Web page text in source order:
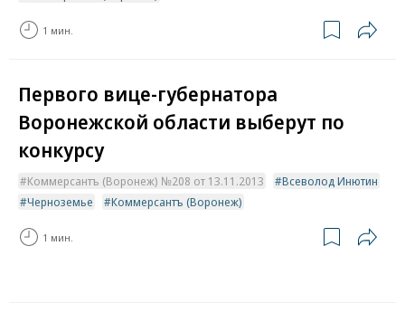
1 мин.
Первого вице-губернатора
Воронежской области выберут по
конкурсу
Коммерсантъ (Воронеж) №208 от 13.11.2013
Всеволод Инютин
Черноземье
Коммерсантъ (Воронеж)
1 мин.